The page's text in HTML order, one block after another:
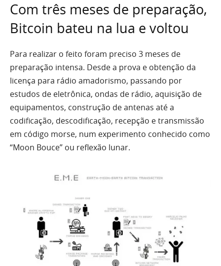
Com três meses de preparação,
Bitcoin bateu na lua e voltou
Para realizar o feito foram preciso 3 meses de
preparação intensa. Desde a prova e obtenção da
licença para rádio amadorismo, passando por
estudos de eletrônica, ondas de rádio, aquisição de
equipamentos, construção de antenas até a
codificação, descodificação, recepção e transmissão
em código morse, num experimento conhecido como
“Moon Bouce” ou reflexão lunar.